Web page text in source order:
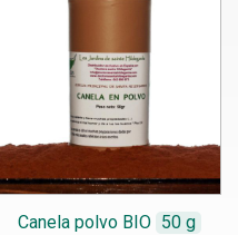
Canela polvo BIO 50 g